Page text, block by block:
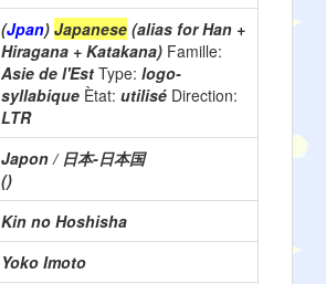
(Jpan) Japanese (alias for Han +
Hiragana + Katakana) Famille:
Asie de l'Est Type: logo-
syllabique Ètat: utilisé Direction:
LTR
Japon / 日本-日本国
()
Kin no Hoshisha
Yoko Imoto